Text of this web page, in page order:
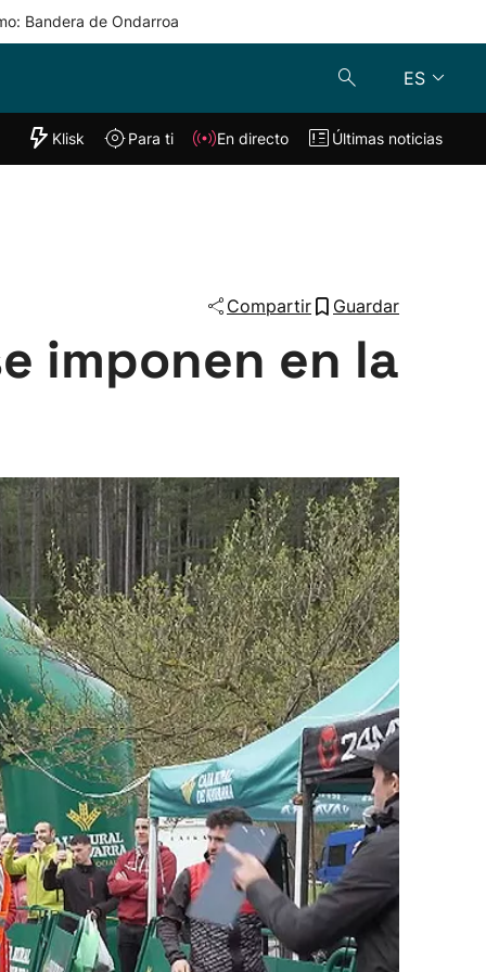
Bandera de Ondarroa
ES
"Helmuga"
Klisk En directo
Klisk Para ti En directo Últimas noticias
Compartir Guardar
imponen en la